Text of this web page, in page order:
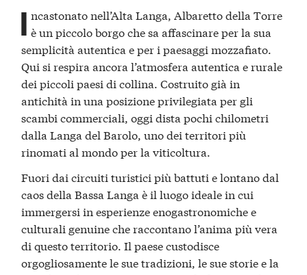
I ncastonato nell’Alta Langa, Albaretto della Torre
è un piccolo borgo che sa affascinare per la sua
semplicità autentica e per i paesaggi mozzafiato.
Qui si respira ancora l’atmosfera autentica e rurale
dei piccoli paesi di collina. Costruito già in
antichità in una posizione privilegiata per gli
scambi commerciali, oggi dista pochi chilometri
dalla Langa del Barolo, uno dei territori più
rinomati al mondo per la viticoltura.
Fuori dai circuiti turistici più battuti e lontano dal
caos della Bassa Langa è il luogo ideale in cui
immergersi in esperienze enogastronomiche e
culturali genuine che raccontano l’anima più vera
di questo territorio. Il paese custodisce
orgogliosamente le sue tradizioni, le sue storie e la